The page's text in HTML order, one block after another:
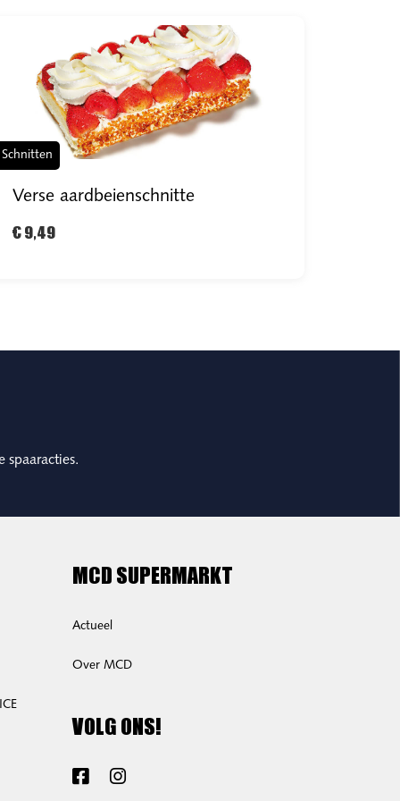
Schnitten
Verse aardbeienschnitte
€ 9,49
spaaracties.
MCD SUPERMARKT
Actueel
Over MCD
VOLG ONS!
Facebook